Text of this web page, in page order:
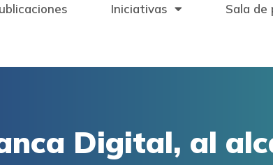
Iniciativas Sala de
Digital, al